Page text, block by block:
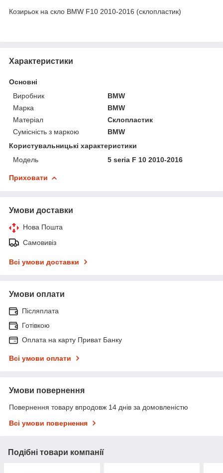
Козирьок на скло BMW F10 2010-2016 (склопластик)
Характеристики
Основні
Виробник
BMW
Марка
BMW
Матеріал
Склопластик
Сумісність з маркою
BMW
Користувальницькі характеристики
Мoдель
5 seria F 10 2010-2016
Приховати
Умови доставки
Нова Пошта
Самовивіз
Всі умови доставки
Умови оплати
Післяплата
Готівкою
Оплата на карту Приват Банку
Всі умови оплати
Умови повернення
Повернення товару впродовж 14 днів за домовленістю
Всі умови повернення
Подібні товари компанії